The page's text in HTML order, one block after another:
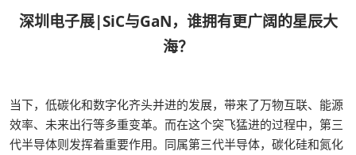
深圳电子展|SiC与GaN，谁拥有更广阔的星辰大
海？
当下，低碳化和数字化齐头并进的发展，带来了万物互联、能源
效率、未来出行等多重变革。而在这个突飞猛进的过程中，第三
代半导体则发挥着重要作用。同属第三代半导体，碳化硅和氮化